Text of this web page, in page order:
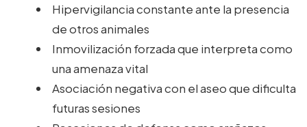
Hipervigilancia constante ante la presencia
de otros animales
Inmovilización forzada que interpreta como
una amenaza vital
Asociación negativa con el aseo que dificulta
futuras sesiones